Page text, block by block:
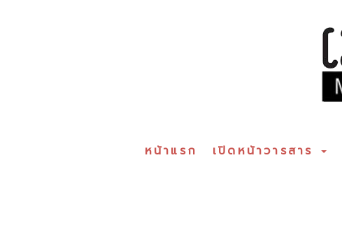
หน้าแรก เปิดหน้าวารสาร